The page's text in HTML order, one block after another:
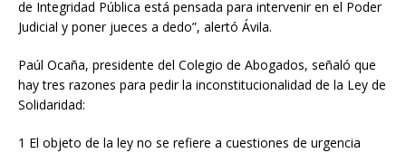
de Integridad Pública está pensada para intervenir en el Poder
Judicial y poner jueces a dedo”, alertó Ávila.
Paúl Ocaña, presidente del Colegio de Abogados, señaló que
hay tres razones para pedir la inconstitucionalidad de la Ley de
Solidaridad:
1 El objeto de la ley no se refiere a cuestiones de urgencia